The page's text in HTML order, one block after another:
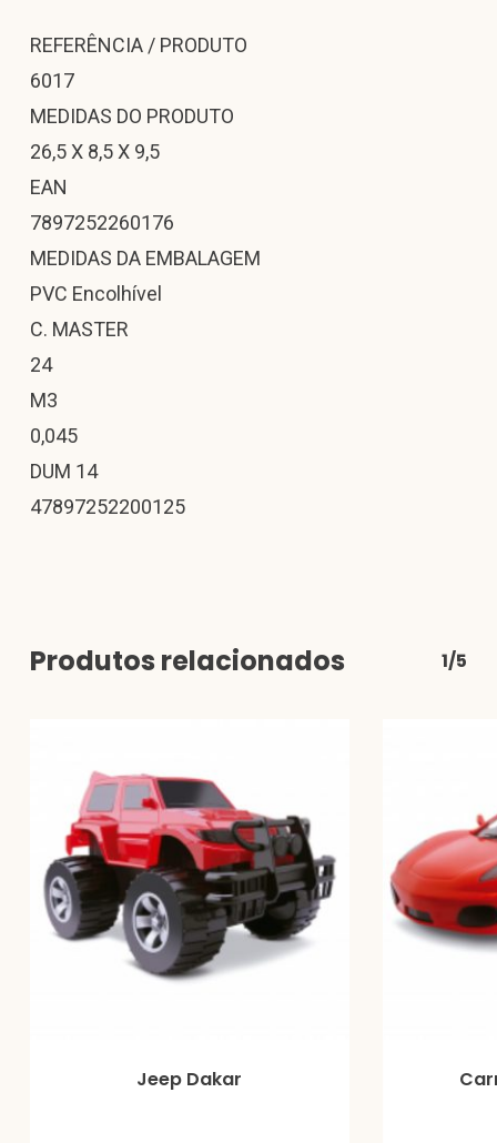
REFERÊNCIA / PRODUTO
6017
MEDIDAS DO PRODUTO
26,5 X 8,5 X 9,5
EAN
7897252260176
MEDIDAS DA EMBALAGEM
PVC Encolhível
C. MASTER
24
M3
0,045
DUM 14
47897252200125
Produtos relacionados 1/5
Jeep Dakar